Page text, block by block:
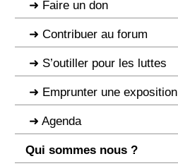
Faire un don
Contribuer au forum
S’outiller pour les luttes
Emprunter une exposition
Agenda
Qui sommes nous ?